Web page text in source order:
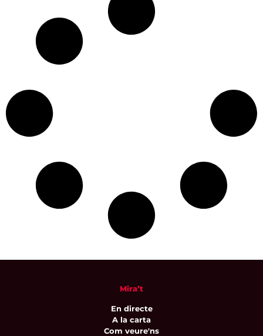
Mira’t
En directe
A la carta
Com veure'ns